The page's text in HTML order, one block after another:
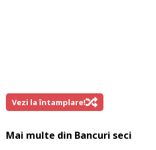
Vezi la întamplare!
Mai multe din Bancuri seci